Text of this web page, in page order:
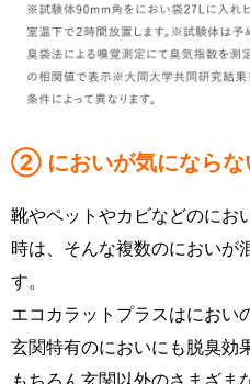
② においが気にならな
靴やペットやカビなどのにお
時は、そんな複数のにおいが
す。
エコカラットプラスはにおい
玄関特有のにおいにも脱臭効